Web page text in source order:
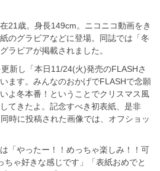
21歳。身長149cm。ニコニコ動画をき
のグラビアなどに登場。同誌では「冬
ラビアが掲載されました。
新し「本日11/24(火)発売のFLASHさ
ます。みんなのおかげでFLASHで念願
よ冬本番！ということでクリスマス風
てきたよ。記念すべき初表紙、是非
時に投稿された画像では、オフショッ
「やったー！！めっちゃ楽しみ！！可
ちゃ好きな感じです」「表紙おめでと